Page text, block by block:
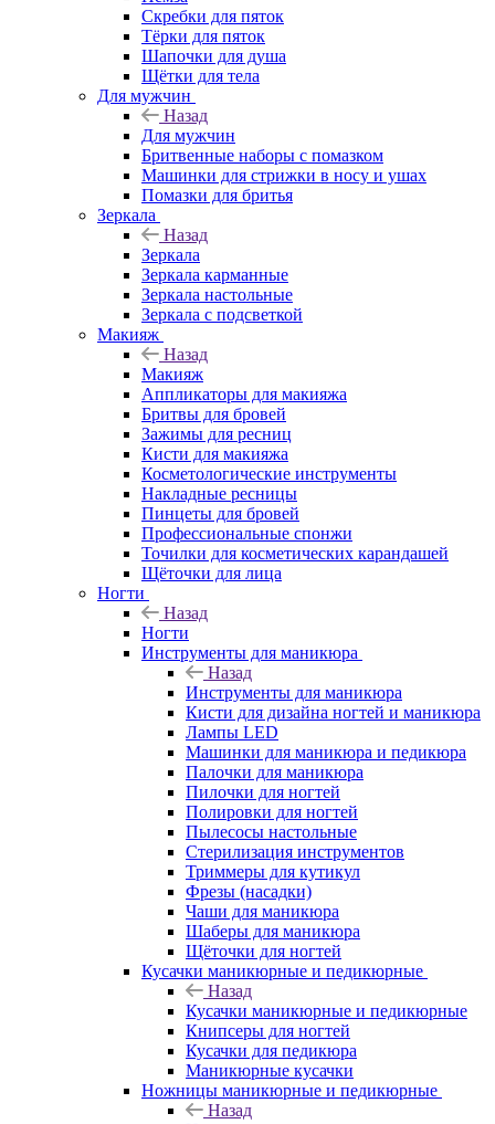
Скребки для пяток
Тёрки для пяток
Шапочки для душа
Щётки для тела
Для мужчин
Назад
Для мужчин
Бритвенные наборы с помазком
Машинки для стрижки в носу и ушах
Помазки для бритья
Зеркала
Назад
Зеркала
Зеркала карманные
Зеркала настольные
Зеркала с подсветкой
Макияж
Назад
Макияж
Аппликаторы для макияжа
Бритвы для бровей
Зажимы для ресниц
Кисти для макияжа
Косметологические инструменты
Накладные ресницы
Пинцеты для бровей
Профессиональные спонжи
Точилки для косметических карандашей
Щёточки для лица
Ногти
Назад
Ногти
Инструменты для маникюра
Назад
Инструменты для маникюра
Кисти для дизайна ногтей и маникюра
Лампы LED
Машинки для маникюра и педикюра
Палочки для маникюра
Пилочки для ногтей
Полировки для ногтей
Пылесосы настольные
Стерилизация инструментов
Триммеры для кутикул
Фрезы (насадки)
Чаши для маникюра
Шаберы для маникюра
Щёточки для ногтей
Кусачки маникюрные и педикюрные
Назад
Кусачки маникюрные и педикюрные
Книпсеры для ногтей
Кусачки для педикюра
Маникюрные кусачки
Ножницы маникюрные и педикюрные
Назад